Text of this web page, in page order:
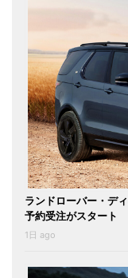
ランドローバー・デ
予約受注がスタート
1日 ago